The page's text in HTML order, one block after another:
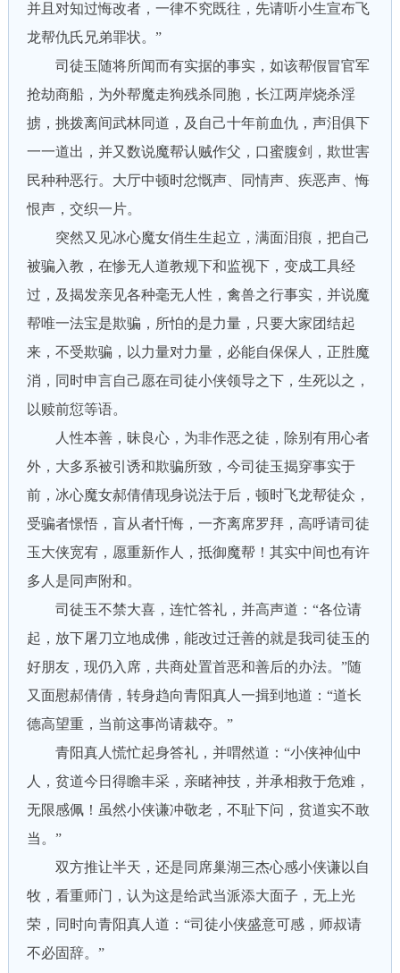
并且对知过悔改者，一律不究既往，先请听小生宣布飞
龙帮仇氏兄弟罪状。”
司徒玉随将所闻而有实据的事实，如该帮假冒官军
抢劫商船，为外帮魔走狗残杀同胞，长江两岸烧杀淫
掳，挑拨离间武林同道，及自己十年前血仇，声泪俱下
一一道出，并又数说魔帮认贼作父，口蜜腹剑，欺世害
民种种恶行。大厅中顿时忿慨声、同情声、疾恶声、悔
恨声，交织一片。
突然又见冰心魔女俏生生起立，满面泪痕，把自己
被骗入教，在惨无人道教规下和监视下，变成工具经
过，及揭发亲见各种毫无人性，禽兽之行事实，并说魔
帮唯一法宝是欺骗，所怕的是力量，只要大家团结起
来，不受欺骗，以力量对力量，必能自保保人，正胜魔
消，同时申言自己愿在司徒小侠领导之下，生死以之，
以赎前愆等语。
人性本善，昧良心，为非作恶之徒，除别有用心者
外，大多系被引诱和欺骗所致，今司徒玉揭穿事实于
前，冰心魔女郝倩倩现身说法于后，顿时飞龙帮徒众，
受骗者憬悟，盲从者忏悔，一齐离席罗拜，高呼请司徒
玉大侠宽宥，愿重新作人，抵御魔帮！其实中间也有许
多人是同声附和。
司徒玉不禁大喜，连忙答礼，并高声道：“各位请
起，放下屠刀立地成佛，能改过迁善的就是我司徒玉的
好朋友，现仍入席，共商处置首恶和善后的办法。”随
又面慰郝倩倩，转身趋向青阳真人一揖到地道：“道长
德高望重，当前这事尚请裁夺。”
青阳真人慌忙起身答礼，并喟然道：“小侠神仙中
人，贫道今日得瞻丰采，亲睹神技，并承相救于危难，
无限感佩！虽然小侠谦冲敬老，不耻下问，贫道实不敢
当。”
双方推让半天，还是同席巢湖三杰心感小侠谦以自
牧，看重师门，认为这是给武当派添大面子，无上光
荣，同时向青阳真人道：“司徒小侠盛意可感，师叔请
不必固辞。”